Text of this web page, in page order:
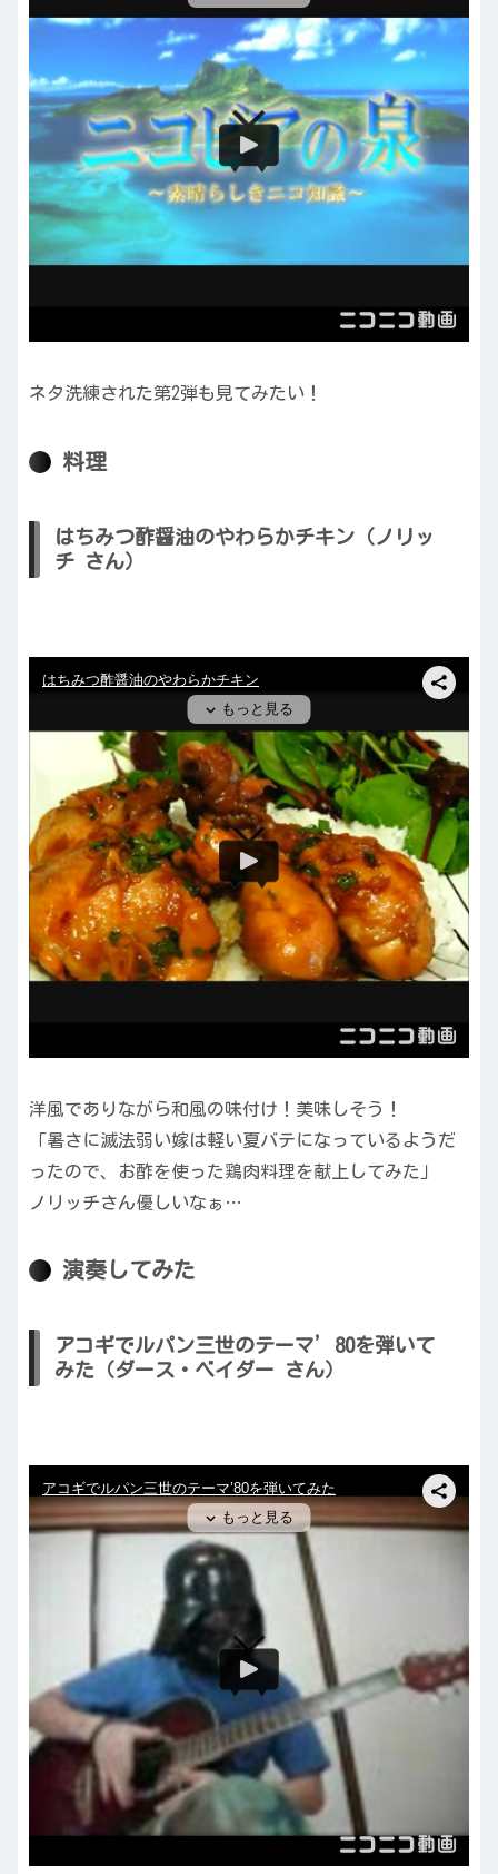
ネタ洗練された第2弾も見てみたい！
料理
はちみつ酢醤油のやわらかチキン（ノリッ
チ さん）
洋風でありながら和風の味付け！美味しそう！
「暑さに滅法弱い嫁は軽い夏バテになっているようだ
ったので、お酢を使った鶏肉料理を献上してみた」
ノリッチさん優しいなぁ…
演奏してみた
アコギでルパン三世のテーマ’80を弾いて
みた（ダース・ベイダー さん）